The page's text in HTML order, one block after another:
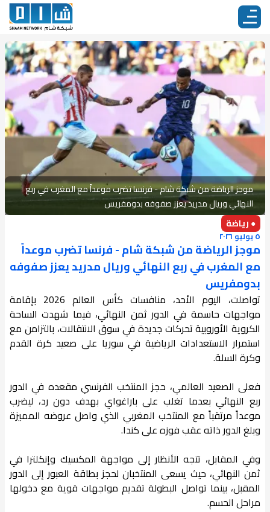
موجز الرياضة من شبكة شام - فرنسا تضرب موعداً مع المغرب في ربع
النهائي وريال مدريد يعزز صفوفه بدومفريس
● رياضة
٥ يوليو ٢٠٢٦
موجز الرياضة من شبكة شام - فرنسا تضرب موعداً
مع المغرب في ربع النهائي وريال مدريد يعزز صفوفه
بدومفريس
تواصلت، اليوم الأحد، منافسات كأس العالم 2026 بإقامة
مواجهات حاسمة في الدور ثمن النهائي، فيما شهدت الساحة
الكروية الأوروبية تحركات جديدة في سوق الانتقالات، بالتزامن مع
استمرار الاستعدادات الرياضية في سوريا على صعيد كرة القدم
وكرة السلة.
فعلى الصعيد العالمي، حجز المنتخب الفرنسي مقعده في الدور
ربع النهائي بعدما تغلب على باراغواي بهدف دون رد، ليضرب
موعداً مرتقباً مع المنتخب المغربي الذي واصل عروضه المميزة
وبلغ الدور ذاته عقب فوزه على كندا.
وفي المقابل، تتجه الأنظار إلى مواجهة المكسيك وإنكلترا في
ثمن النهائي، حيث يسعى المنتخبان لحجز بطاقة العبور إلى الدور
المقبل، بينما تواصل البطولة تقديم مواجهات قوية مع دخولها
مراحل الحسم.